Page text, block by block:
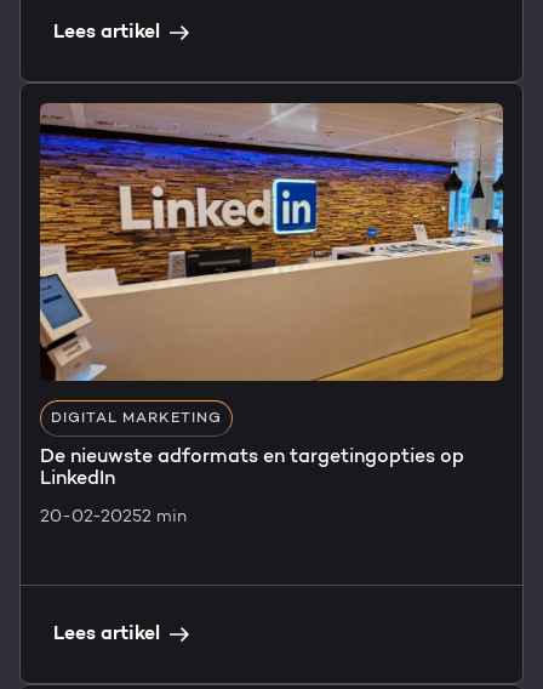
Lees artikel
DIGITAL MARKETING
De nieuwste adformats en targetingopties op
LinkedIn
20-02-20252 min
Lees artikel